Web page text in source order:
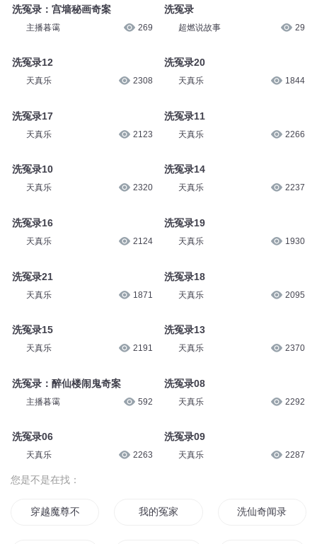
洗冤录：宫墙秘画奇案
主播暮霭 269
洗冤录12
天真乐 2308
洗冤录17
天真乐 2123
洗冤录10
天真乐 2320
洗冤录16
天真乐 2124
洗冤录21
天真乐 1871
洗冤录15
天真乐 2191
洗冤录：醉仙楼闹鬼奇案
主播暮霭 592
洗冤录06
天真乐 2263
洗冤录
超燃说故事 29
洗冤录20
天真乐 1844
洗冤录11
天真乐 2266
洗冤录14
天真乐 2237
洗冤录19
天真乐 1930
洗冤录18
天真乐 2095
洗冤录13
天真乐 2370
洗冤录08
天真乐 2292
洗冤录09
天真乐 2287
您是不是在找：
穿越魔尊不洗白 我的冤家 洗仙奇闻录